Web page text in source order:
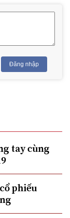
Đăng nhập
tay cùng
phiếu